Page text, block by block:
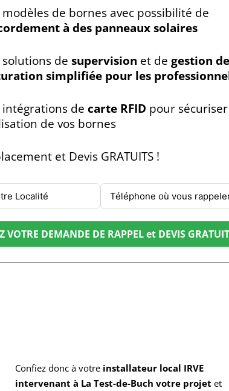
modèles de bornes avec possibilité de
à des panneaux solaires
solutions de supervision et de gestion de
simplifiée pour les
intégrations de carte RFID pour sécuriser
de vos bornes
et Devis GRATUITS !
VOTRE DEMANDE DE RAPPEL et DEVIS
Confiez donc à votre installateur local IRVE
intervenant à La Test-de-Buch votre projet et